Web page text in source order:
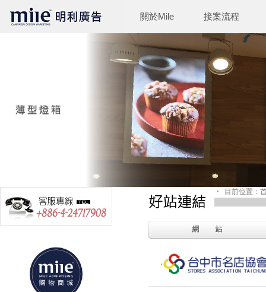
關於Mile 接案流程
目前位置：